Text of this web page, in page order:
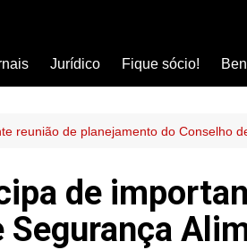
Jurídico Fique sócio!
reunião de planejamento do Conselho
de
Segurança